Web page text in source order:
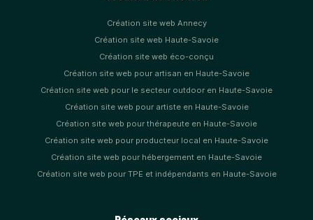
Création site web Annecy
Création site web Haute-Savoie
Création site web éco-conçu
Création site web pour artisan en Haute-Savoie
Création site web pour le secteur outdoor en Haute-Savoie
Création site web pour artiste en Haute-Savoie
Création site web pour thérapeute en Haute-Savoie
Création site web pour producteur local en Haute-Savoie
Création site web pour hébergement en Haute-Savoie
Création site web pour TPE et indépendants en Haute-Savoie